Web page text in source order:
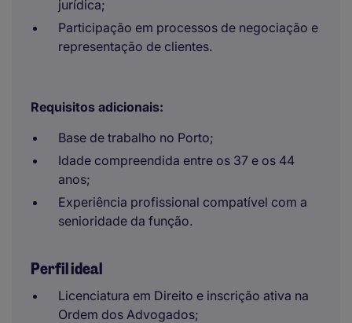
jurídica;
Participação em processos de negociação e
representação de clientes.
Requisitos adicionais:
Base de trabalho no Porto;
Idade compreendida entre os 37 e os 44
anos;
Experiência profissional compatível com a
senioridade da função.
Perfil ideal
Licenciatura em Direito e inscrição ativa na
Ordem dos Advogados;